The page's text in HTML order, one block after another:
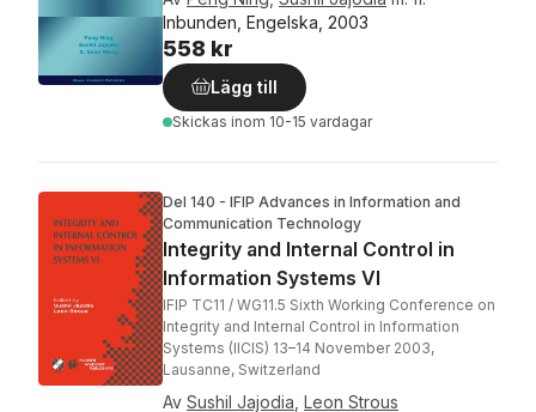
Inbunden, Engelska, 2003
558 kr
Lägg till
Skickas inom 10-15 vardagar
Del 140 - IFIP Advances in Information and
Communication Technology
Integrity and Internal Control in
Information Systems VI
IFIP TC11 / WG11.5 Sixth Working Conference on
Integrity and Internal Control in Information
Systems (IICIS) 13–14 November 2003,
Lausanne, Switzerland
Av Sushil Jajodia Leon Strous